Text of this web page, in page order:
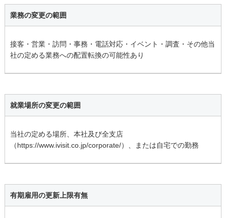
業務の変更の範囲
接客・営業・訪問・事務・電話対応・イベント・調査・その他当
社の定める業務への配置転換の可能性あり
就業場所の変更の範囲
当社の定める場所、本社及び全支店
（https://www.ivisit.co.jp/corporate/）、または自宅での勤務
有期雇用の更新上限有無